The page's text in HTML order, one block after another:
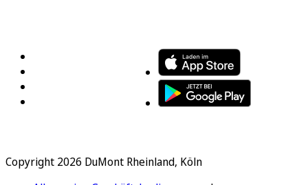
Copyright 2026 DuMont Rheinland, Köln